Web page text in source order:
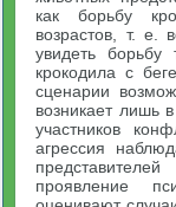
как борьбу
возрастов, т. е.
увидеть борьбу
крокодила с
сценарии
возникает лишь
участников
агрессия
проявление